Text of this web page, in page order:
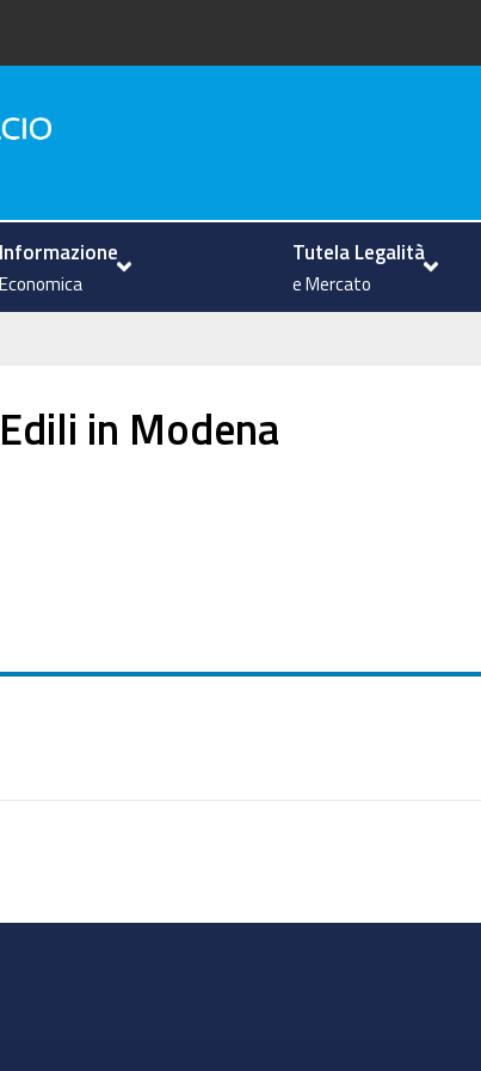
Informazione
Economica
Tutela Legalità
e Mercato
in Modena